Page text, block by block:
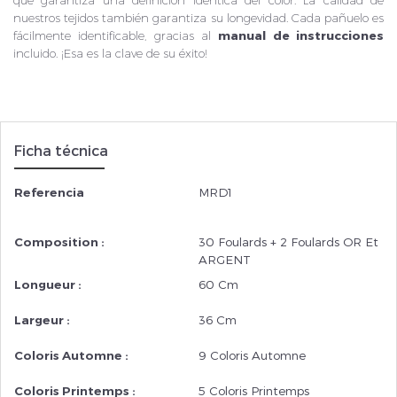
nuestros tejidos también garantiza su longevidad. Cada pañuelo es
fácilmente identificable, gracias al manual de instrucciones
incluido. ¡Esa es la clave de su éxito!
Ficha técnica
Referencia MRD1
Composition :
30 Foulards + 2 Foulards OR Et
ARGENT
Longueur :
60 Cm
Largeur : 36 Cm
Coloris Automne : 9 Coloris Automne
Coloris Printemps : 5 Coloris Printemps